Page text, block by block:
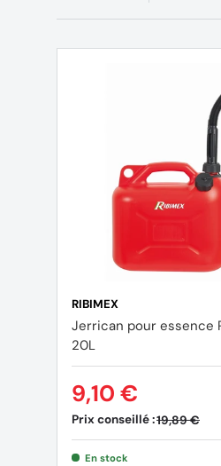
RIBIMEX
Jerrican pour essence
20L
Prix conseillé :19,89 €
9,10 €
En stock